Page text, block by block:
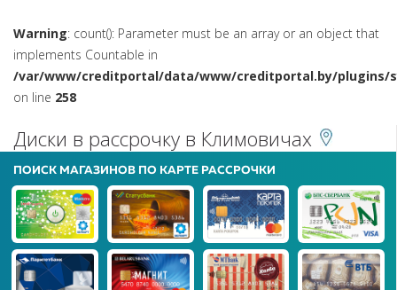
Warning: count(): Parameter must be an array or an object that
implements Countable in
/var/www/creditportal/data/www/creditportal.by/plugins/
on line 258
Диски в рассрочку в Климовичах
ПОИСК МАГАЗИНОВ ПО КАРТЕ РАССРОЧКИ